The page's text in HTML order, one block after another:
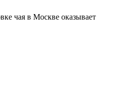
чая в Москве оказывает